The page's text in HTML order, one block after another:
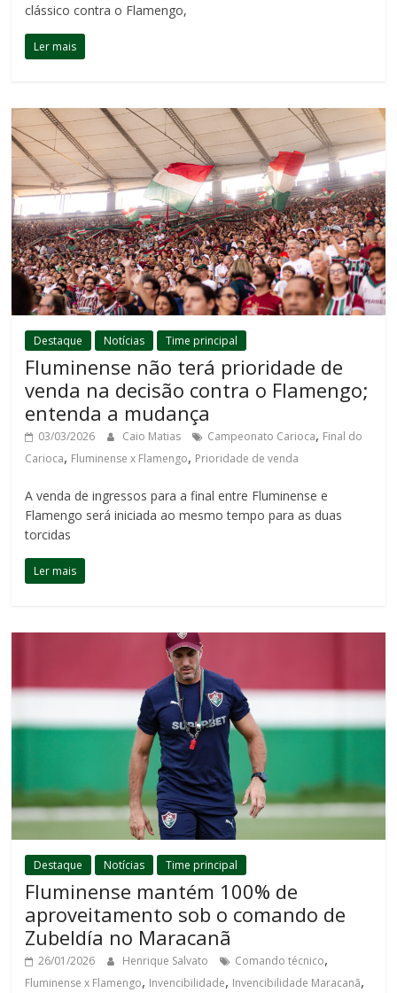
clássico contra o Flamengo,
Ler mais
Destaque Notícias Time principal
Fluminense não terá prioridade de
venda na decisão contra o Flamengo;
entenda a mudança
03/03/2026 Caio Matias Campeonato Carioca, Final do
Carioca, Fluminense x Flamengo, Prioridade de venda
A venda de ingressos para a final entre Fluminense e
Flamengo será iniciada ao mesmo tempo para as duas
torcidas
Ler mais
Destaque Notícias Time principal
Fluminense mantém 100% de
aproveitamento sob o comando de
Zubeldía no Maracanã
26/01/2026 Henrique Salvato Comando técnico,
Fluminense x Flamengo, Invencibilidade, Invencibilidade Maracanã,